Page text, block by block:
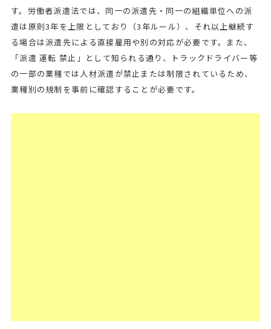
す。労働者派遣法では、同一の派遣先・同一の組織単位への派
遣は原則3年を上限としており（3年ルール）、それ以上継続す
る場合は派遣先による直接雇用や別の対応が必要です。また、
「派遣 運転 禁止」として知られる通り、トラックドライバー等
の一部の業種では人材派遣が禁止または制限されているため、
業種別の規制を事前に確認することが必要です。